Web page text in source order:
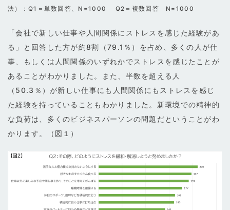
法）：Q1＝単数回答、N=1000 Q2＝複数回答 N=1000
「会社で新しい仕事や人間関係にストレスを感じた経験があ
る」と回答した方が約8割（79.1％）を占め、多くの人が仕
事、もしくは人間関係のいずれかでストレスを感じたことが
あることがわかりました。また、半数を超える人
（50.3％）が新しい仕事にも人間関係にもストレスを感じ
た経験を持っていることもわかりました。新環境での精神的
な負荷は、多くのビジネスパーソンの問題だということがわ
かります。（図１）